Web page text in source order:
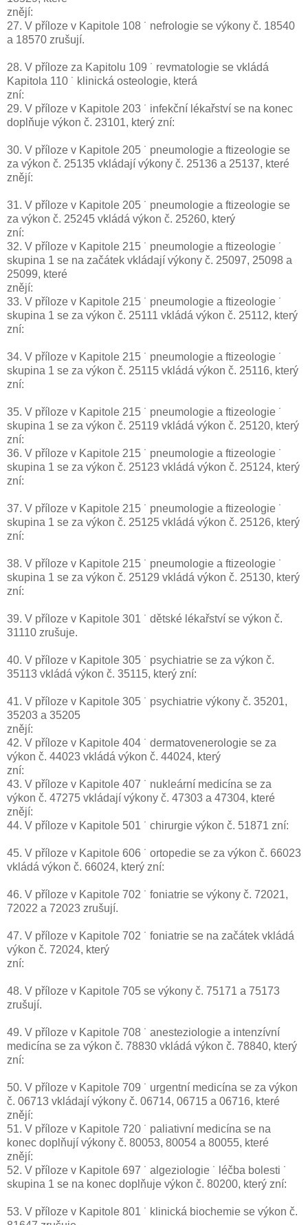
znějí:
27. V příloze v Kapitole 108 ˙ nefrologie se výkony č. 18540
a 18570 zrušují.
28. V příloze za Kapitolu 109 ˙ revmatologie se vkládá
Kapitola 110 ˙ klinická osteologie, která
zní:
29. V příloze v Kapitole 203 ˙ infekční lékařství se na konec
doplňuje výkon č. 23101, který zní:
30. V příloze v Kapitole 205 ˙ pneumologie a ftizeologie se
za výkon č. 25135 vkládají výkony č. 25136 a 25137, které
znějí:
31. V příloze v Kapitole 205 ˙ pneumologie a ftizeologie se
za výkon č. 25245 vkládá výkon č. 25260, který
zní:
32. V příloze v Kapitole 215 ˙ pneumologie a ftizeologie ˙
skupina 1 se na začátek vkládají výkony č. 25097, 25098 a
25099, které
znějí:
33. V příloze v Kapitole 215 ˙ pneumologie a ftizeologie ˙
skupina 1 se za výkon č. 25111 vkládá výkon č. 25112, který
zní:
34. V příloze v Kapitole 215 ˙ pneumologie a ftizeologie ˙
skupina 1 se za výkon č. 25115 vkládá výkon č. 25116, který
zní:
35. V příloze v Kapitole 215 ˙ pneumologie a ftizeologie ˙
skupina 1 se za výkon č. 25119 vkládá výkon č. 25120, který
zní:
36. V příloze v Kapitole 215 ˙ pneumologie a ftizeologie ˙
skupina 1 se za výkon č. 25123 vkládá výkon č. 25124, který
zní:
37. V příloze v Kapitole 215 ˙ pneumologie a ftizeologie ˙
skupina 1 se za výkon č. 25125 vkládá výkon č. 25126, který
zní:
38. V příloze v Kapitole 215 ˙ pneumologie a ftizeologie ˙
skupina 1 se za výkon č. 25129 vkládá výkon č. 25130, který
zní:
39. V příloze v Kapitole 301 ˙ dětské lékařství se výkon č.
31110 zrušuje.
40. V příloze v Kapitole 305 ˙ psychiatrie se za výkon č.
35113 vkládá výkon č. 35115, který zní:
41. V příloze v Kapitole 305 ˙ psychiatrie výkony č. 35201,
35203 a 35205
znějí:
42. V příloze v Kapitole 404 ˙ dermatovenerologie se za
výkon č. 44023 vkládá výkon č. 44024, který
zní:
43. V příloze v Kapitole 407 ˙ nukleární medicína se za
výkon č. 47275 vkládají výkony č. 47303 a 47304, které
znějí:
44. V příloze v Kapitole 501 ˙ chirurgie výkon č. 51871 zní:
45. V příloze v Kapitole 606 ˙ ortopedie se za výkon č. 66023
vkládá výkon č. 66024, který zní:
46. V příloze v Kapitole 702 ˙ foniatrie se výkony č. 72021,
72022 a 72023 zrušují.
47. V příloze v Kapitole 702 ˙ foniatrie se na začátek vkládá
výkon č. 72024, který
zní:
48. V příloze v Kapitole 705 se výkony č. 75171 a 75173
zrušují.
49. V příloze v Kapitole 708 ˙ anesteziologie a intenzívní
medicína se za výkon č. 78830 vkládá výkon č. 78840, který
zní:
50. V příloze v Kapitole 709 ˙ urgentní medicína se za výkon
č. 06713 vkládají výkony č. 06714, 06715 a 06716, které
znějí:
51. V příloze v Kapitole 720 ˙ paliativní medicína se na
konec doplňují výkony č. 80053, 80054 a 80055, které
znějí:
52. V příloze v Kapitole 697 ˙ algeziologie ˙ léčba bolesti ˙
skupina 1 se na konec doplňuje výkon č. 80200, který zní:
53. V příloze v Kapitole 801 ˙ klinická biochemie se výkon č.